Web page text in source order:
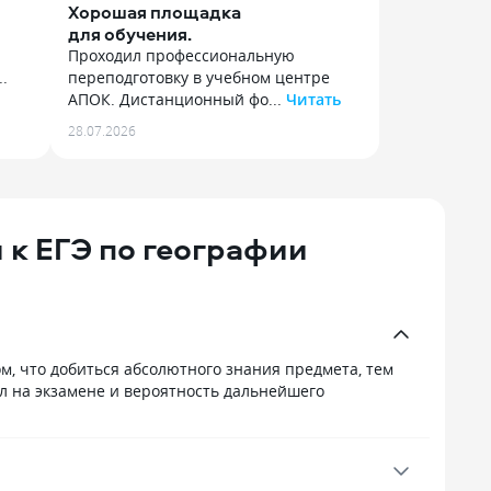
Хорошая площадка
для обучения.
Проходил профессиональную
переподготовку в учебном центре
АПОК. Дистанционный фо... Читать
Проходил профессиональную
переподготовку в учебном центре
без лишней воды. Цена на обучение
его уже внесли в базу.
28.07.2026
ЕГЭ по географии
что добиться абсолютного знания предмета, тем
на экзамене и вероятность дальнейшего